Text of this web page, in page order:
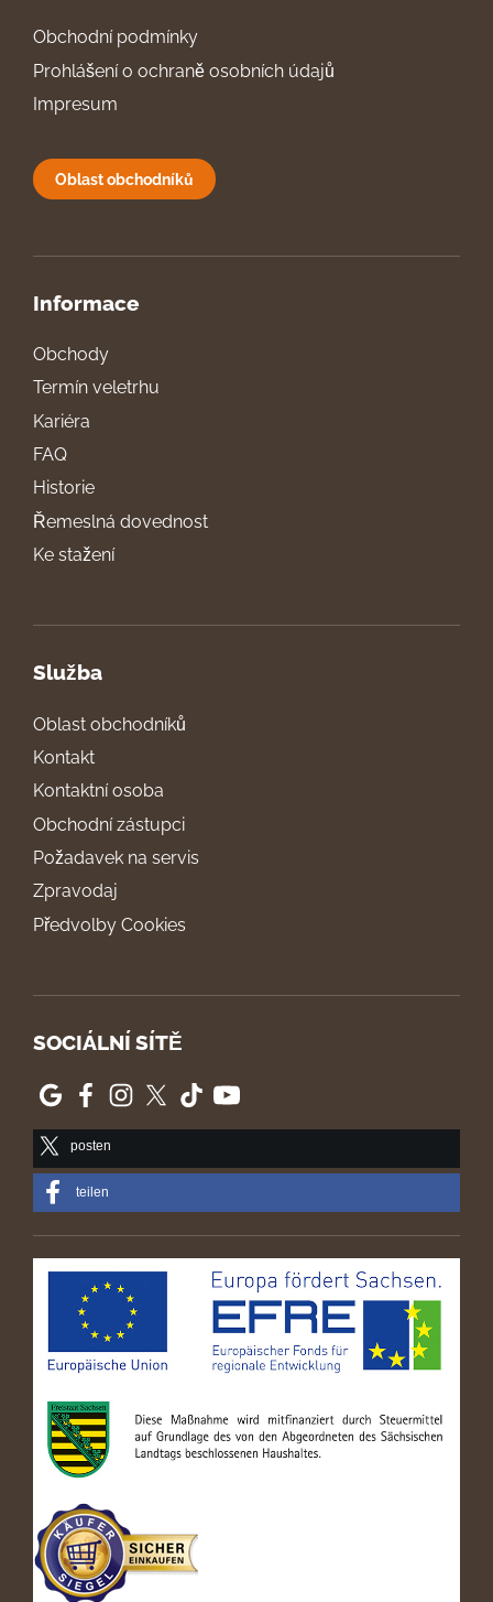
Obchodní podmínky
Prohlášení o ochraně osobních údajů
Impresum
Oblast obchodníků
Informace
Obchody
Termín veletrhu
Kariéra
FAQ
Historie
Řemeslná dovednost
Ke stažení
Služba
Oblast obchodníků
Kontakt
Kontaktní osoba
Obchodní zástupci
Požadavek na servis
Zpravodaj
Předvolby Cookies
SOCIÁLNÍ SÍTĚ
posten
teilen